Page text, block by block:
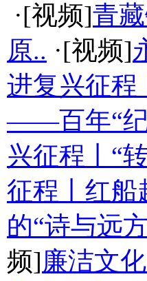
·[视频]青
原.. ·[视频]
进复兴征程
——百年“
兴征程丨“
征程丨红船
的“诗与远
频]廉洁文